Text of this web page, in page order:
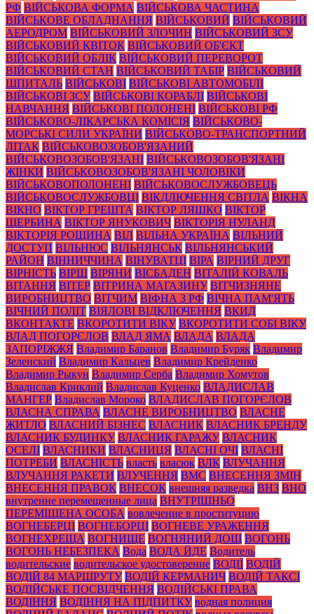
РФ ВІЙСЬКОВА ФОРМА ВІЙСЬКОВА ЧАСТИНА
ВІЙСЬКОВЕ ОБЛАДНАННЯ ВІЙСЬКОВИЙ ВІЙСЬКОВИЙ
АЕРОДРОМ ВІЙСЬКОВИЙ ЗЛОЧИН ВІЙСЬКОВИЙ ЗСУ
ВІЙСЬКОВИЙ КВІТОК ВІЙСЬКОВИЙ ОБ'ЄКТ
ВІЙСЬКОВИЙ ОБЛІК ВІЙСЬКОВИЙ ПЕРЕВОРОТ
ВІЙСЬКОВИЙ СТАН ВІЙСЬКОВИЙ ТАБІР ВІЙСЬКОВИЙ
ШПИТАЛЬ ВІЙСЬКОВІ ВІЙСЬКОВІ АВТОМОБІЛІ
ВІЙСЬКОВІ ЗСУ ВІЙСЬКОВІ КОРАБЛІ ВІЙСЬКОВІ
НАВЧАННЯ ВІЙСЬКОВІ ПОЛОНЕНІ ВІЙСЬКОВІ РФ
ВІЙСЬКОВО-ЛІКАРСЬКА КОМІСІЯ ВІЙСЬКОВО-
МОРСЬКІ СИЛИ УКРАЇНИ ВІЙСЬКОВО-ТРАНСПОРТНИЙ
ЛІТАК ВІЙСЬКОВОЗОБОВ'ЯЗАНИЙ
ВІЙСЬКОВОЗОБОВ'ЯЗАНІ ВІЙСЬКОВОЗОБОВ'ЯЗАНІ
ЖІНКИ ВІЙСЬКОВОЗОБОВ'ЯЗАНІ ЧОЛОВІКИ
ВІЙСЬКОВОПОЛОНЕНІ ВІЙСЬКОВОСЛУЖБОВЕЦЬ
ВІЙСЬКОВОСЛУЖБОВЦІ ВІКДЛЮЧЕННЯ СВІТЛА ВІКНА
ВІКНО ВІКТОР ГРЕШТА ВІКТОР ЛЯШКО ВІКТОР
ЩЕРБИНА ВІКТОР ЯНУКОВИЧ ВІКТОРІЯ НУЛАНД
ВІКТОРІЯ РОЩИНА ВІЛ ВІЛЬНА УКРАЇНА ВІЛЬНИЙ
ДОСТУП ВІЛЬНЮС ВІЛЬНЯНСЬК ВІЛЬНЯНСЬКИЙ
РАЙОН ВІННИЧЧИНА ВІНУВАТЦІ ВІРА ВІРНИЙ ДРУГ
ВІРНІСТЬ ВІРШ ВІРЯНИ ВІСБАДЕН ВІТАЛІЙ КОВАЛЬ
ВІТАННЯ ВІТЕР ВІТРИНА МАГАЗИНУ ВІТЧИЗНЯНЕ
ВИРОБНИЦТВО ВІТЧИМ ВІФНА З РФ ВІЧНА ПАМ'ЯТЬ
ВІЧНИЙ ПОЛІТ ВІЯЛОВІ ВІДКЛЮЧЕННЯ ВКИД
ВКОНТАКТЕ ВКОРОТИТИ ВІКУ ВКОРОТИТИ СОБІ ВІКУ
ВЛАД ПОГОРЄЛОВ ВЛАД ЯМА ВЛАДА ВЛАДА
ЗАПОРІЖЖЯ Владимир Баранов Владимир Буряк Владимир
Зеленский Владимир Кальцев Владимир Крейденко
Владимир Рыкун Владимир Серба Владимир Хомутов
Владислав Криклий Владислав Куценко ВЛАДИСЛАВ
МАНГЕР Владислав Мороко ВЛАДИСЛАВ ПОГОРЄЛОВ
ВЛАСНА СПРАВА ВЛАСНЕ ВИРОБНИЦТВО ВЛАСНЕ
ЖИТЛО ВЛАСНИЙ БІЗНЕС ВЛАСНИК ВЛАСНИК БРЕНДУ
ВЛАСНИК БУДИНКУ ВЛАСНИК ГАРАЖУ ВЛАСНИК
ОСЕЛІ ВЛАСНИКИ ВЛАСНИЦЯ ВЛАСНІ ОЧІ ВЛАСНІ
ПОТРЕБИ ВЛАСНІСТЬ власть власюк ВЛК ВЛУЧАННЯ
ВЛУЧАННЯ РАКЕТИ ВЛУЧЕННЯ ВМС ВНЕСЕННЯ ЗМІН
ВНЕСЕННЯ ПРАВОК ВНЕСОК внешняя разведка ВНЗ ВНО
внутренне перемещенные лица ВНУТРІШНЬО
ПЕРЕМІЩЕНА ОСОБА вовлечение в проституцию
ВОГНЕБЕРЦІ ВОГНЕБОРЦІ ВОГНЕВЕ УРАЖЕННЯ
ВОГНЕХРЕЩА ВОГНИЩЕ ВОГНЯНИЙ ДОЩ ВОГОНЬ
ВОГОНЬ НЕБЕЗПЕКА Вода ВОДА ЙДЕ Водитель
водительские водительское удостоверение ВОДІЇ ВОДІЙ
ВОДІЙ 84 МАРШРУТУ ВОДІЙ КЕРМАНИЧ ВОДІЙ ТАКСІ
ВОДІЙСЬКЕ ПОСВІДЧЕННЯ ВОДІЙСЬКІ ПРАВА
ВОДІННЯ ВОДІННЯ НА ПІДПИТКУ водная полиция